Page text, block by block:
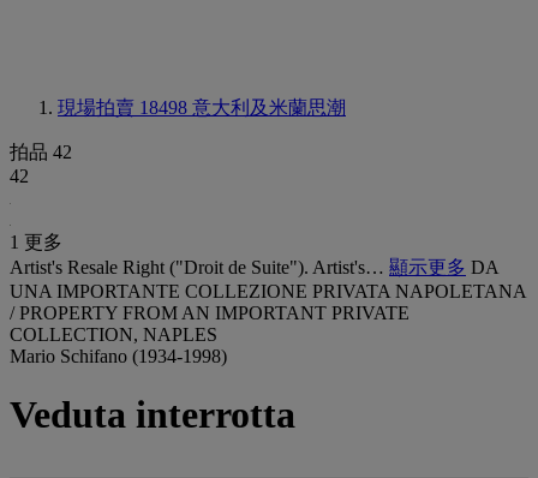
現場拍賣 18498 意大利及米蘭思潮
拍品 42
42
1 更多
Artist's Resale Right ("Droit de Suite"). Artist's… 顯示更多 DA
UNA IMPORTANTE COLLEZIONE PRIVATA NAPOLETANA
/ PROPERTY FROM AN IMPORTANT PRIVATE
COLLECTION, NAPLES
Mario Schifano (1934-1998)
Veduta interrotta